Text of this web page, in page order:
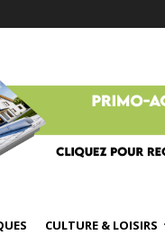
CULTURE & LOISIRS